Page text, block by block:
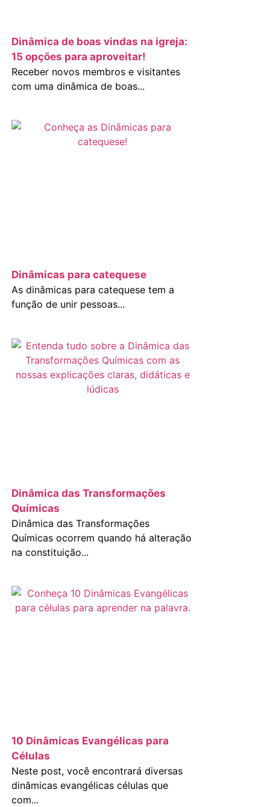
Dinâmica de boas vindas na igreja:
15 opções para aproveitar!
Receber novos membros e visitantes
com uma dinâmica de boas...
Dinâmicas para catequese
As dinâmicas para catequese tem a
função de unir pessoas...
Dinâmica das Transformações
Químicas
Dinâmica das Transformações
Químicas ocorrem quando há alteração
na constituição...
10 Dinâmicas Evangélicas para
Células
Neste post, você encontrará diversas
dinâmicas evangélicas células que
com...